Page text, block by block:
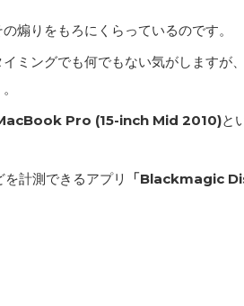
煽りをもろにくらっているのです。
イミングでも何でもない気がします
Pro (15-inch Mid 2010)と
計測できるアプリ
「Blackmagic